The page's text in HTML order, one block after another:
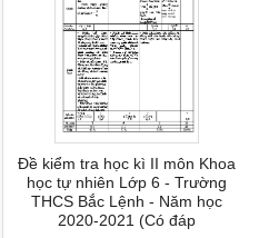
Đề kiểm tra học kì II môn Khoa
học tự nhiên Lớp 6 - Trường
THCS Bắc Lệnh - Năm học
2020-2021 (Có đáp